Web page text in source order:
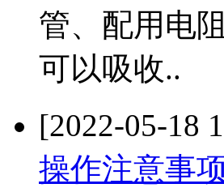
管、配用电
可以吸收..
[2022-05-18
操作注意事